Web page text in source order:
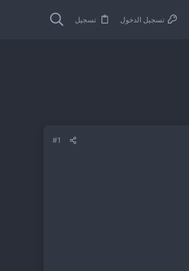
تسجيل الدخول تسجيل
#1